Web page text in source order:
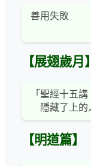
善用失敗
【展翅歲月】
「聖經十五講
隱藏了上
【明道篇】